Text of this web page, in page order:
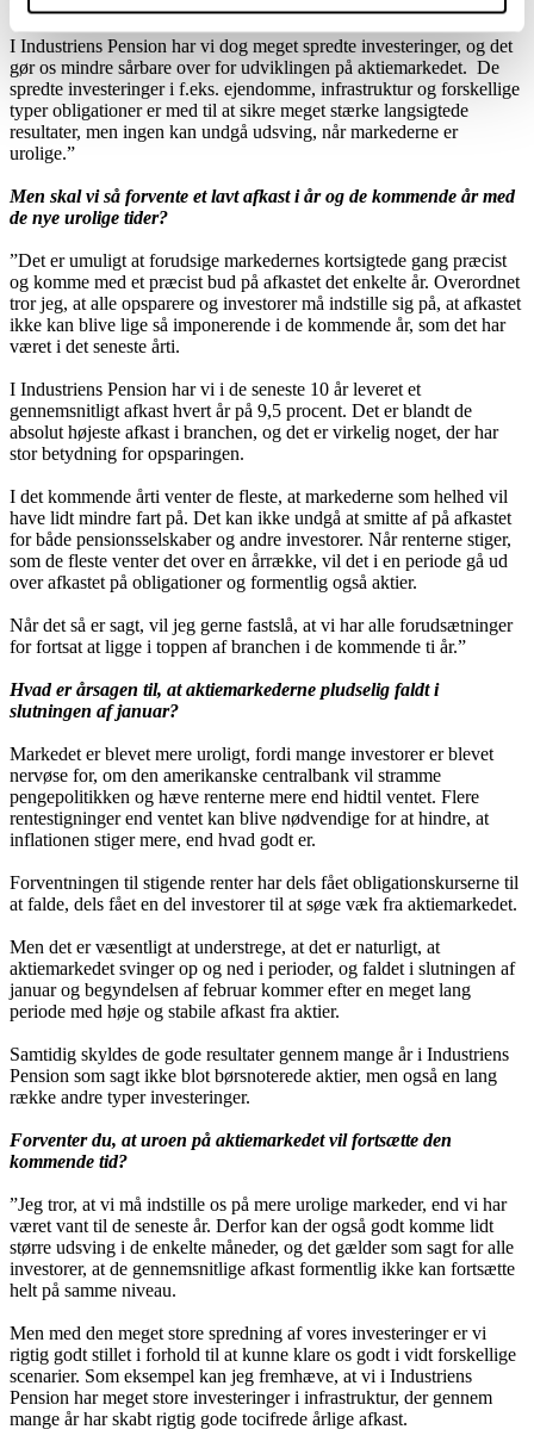
I Industriens Pension har vi dog meget spredte investeringer, og det
gør os mindre sårbare over for udviklingen på aktiemarkedet. De
spredte investeringer i f.eks. ejendomme, infrastruktur og forskellige
typer obligationer er med til at sikre meget stærke langsigtede
resultater, men ingen kan undgå udsving, når markederne er
urolige.”
Men skal vi så forvente et lavt afkast i år og de kommende år med
de nye urolige tider?
”Det er umuligt at forudsige markedernes kortsigtede gang præcist
og komme med et præcist bud på afkastet det enkelte år. Overordnet
tror jeg, at alle opsparere og investorer må indstille sig på, at afkastet
ikke kan blive lige så imponerende i de kommende år, som det har
været i det seneste årti.
I Industriens Pension har vi i de seneste 10 år leveret et
gennemsnitligt afkast hvert år på 9,5 procent. Det er blandt de
absolut højeste afkast i branchen, og det er virkelig noget, der har
stor betydning for opsparingen.
I det kommende årti venter de fleste, at markederne som helhed vil
have lidt mindre fart på. Det kan ikke undgå at smitte af på afkastet
for både pensionsselskaber og andre investorer. Når renterne stiger,
som de fleste venter det over en årrække, vil det i en periode gå ud
over afkastet på obligationer og formentlig også aktier.
Når det så er sagt, vil jeg gerne fastslå, at vi har alle forudsætninger
for fortsat at ligge i toppen af branchen i de kommende ti år.”
Hvad er årsagen til, at aktiemarkederne pludselig faldt i
slutningen af januar?
Markedet er blevet mere uroligt, fordi mange investorer er blevet
nervøse for, om den amerikanske centralbank vil stramme
pengepolitikken og hæve renterne mere end hidtil ventet. Flere
rentestigninger end ventet kan blive nødvendige for at hindre, at
inflationen stiger mere, end hvad godt er.
Forventningen til stigende renter har dels fået obligationskurserne til
at falde, dels fået en del investorer til at søge væk fra aktiemarkedet.
Men det er væsentligt at understrege, at det er naturligt, at
aktiemarkedet svinger op og ned i perioder, og faldet i slutningen af
januar og begyndelsen af februar kommer efter en meget lang
periode med høje og stabile afkast fra aktier.
Samtidig skyldes de gode resultater gennem mange år i Industriens
Pension som sagt ikke blot børsnoterede aktier, men også en lang
række andre typer investeringer.
Forventer du, at uroen på aktiemarkedet vil fortsætte den
kommende tid?
”Jeg tror, at vi må indstille os på mere urolige markeder, end vi har
været vant til de seneste år. Derfor kan der også godt komme lidt
større udsving i de enkelte måneder, og det gælder som sagt for alle
investorer, at de gennemsnitlige afkast formentlig ikke kan fortsætte
helt på samme niveau.
Men med den meget store spredning af vores investeringer er vi
rigtig godt stillet i forhold til at kunne klare os godt i vidt forskellige
scenarier. Som eksempel kan jeg fremhæve, at vi i Industriens
Pension har meget store investeringer i infrastruktur, der gennem
mange år har skabt rigtig gode tocifrede årlige afkast.